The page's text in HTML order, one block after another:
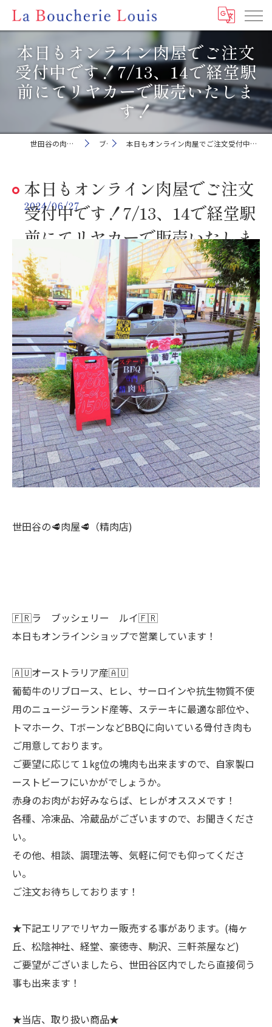
本日もオンライン肉屋でご注文
受付中です！7/13、14で経堂駅
前にてリヤカーで販売いたしま
す！
世田谷の肉屋ならLa Boucherie Louis ブログ 本日もオンライン肉屋でご注文受付中です！7/13、14で経堂駅前にてリヤカーで販売いたします！
本日もオンライン肉屋でご注文
受付中です！7/13、14で経堂駅
前にてリヤカーで販売いたしま
す！
2024/06/27
世田谷の🥩肉屋🥩（精肉店)
🇫🇷ラ ブッシェリー ルイ🇫🇷
本日もオンラインショップで営業しています！
🇦🇺オーストラリア産🇦🇺
葡萄牛のリブロース、ヒレ、サーロインや抗生物質不使
用のニュージーランド産等、ステーキに最適な部位や、
トマホーク、TボーンなどBBQに向いている骨付き肉も
ご用意しております。
ご要望に応じて１㎏位の塊肉も出来ますので、自家製ロ
ーストビーフにいかがでしょうか。
赤身のお肉がお好みならば、ヒレがオススメです！
各種、冷凍品、冷蔵品がございますので、お聞きくださ
い。
その他、相談、調理法等、気軽に何でも仰ってくださ
い。
ご注文お待ちしております！
★下記エリアでリヤカー販売する事があります。(梅ヶ
丘、松陰神社、経堂、豪徳寺、駒沢、三軒茶屋など)
ご要望がございましたら、世田谷区内でしたら直接伺う
事も出来ます！
★当店、取り扱い商品★